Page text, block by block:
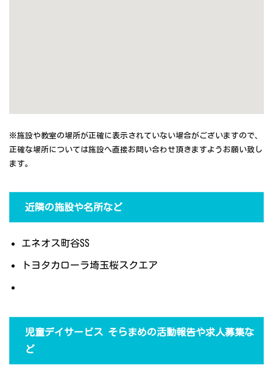
※施設や教室の場所が正確に表示されていない場合がございますので、
正確な場所については施設へ直接お問い合わせ頂きますようお願い致し
ます。
近隣の施設や名所など
エネオス町谷SS
トヨタカローラ埼玉桜スクエア
児童デイサービス そらまめの活動報告や求人募集な
ど